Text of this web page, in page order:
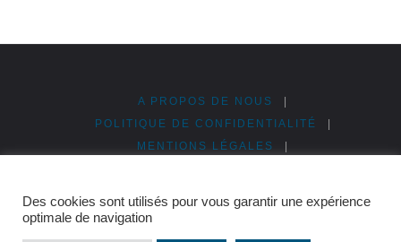
A PROPOS DE NOUS
POLITIQUE DE CONFIDENTIALITÉ
MENTIONS LÉGALES
©2026 Cinque Terre en Italie
Des cookies sont utilisés pour vous garantir une expérience
optimale de navigation